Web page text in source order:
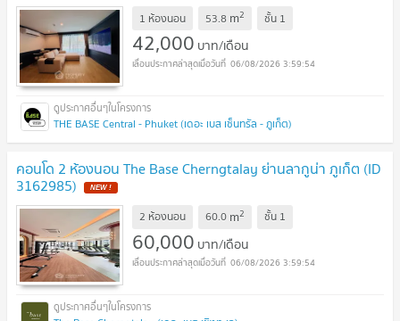
1 ห้องนอน 53.8 m2 ชั้น 1
42,000 บาท/เดือน
06/08/2026 3:59:54
THE BASE Central - Phuket (เดอะ เบส เซ็นทรัล - ภูเก็ต)
คอนโด 2 ห้องนอน The Base Cherngtalay ย่านลากูน่า ภูเก็ต (ID
3162985) NEW !
2 ห้องนอน 60.0 m2 ชั้น 1
60,000 บาท/เดือน
06/08/2026 3:59:54